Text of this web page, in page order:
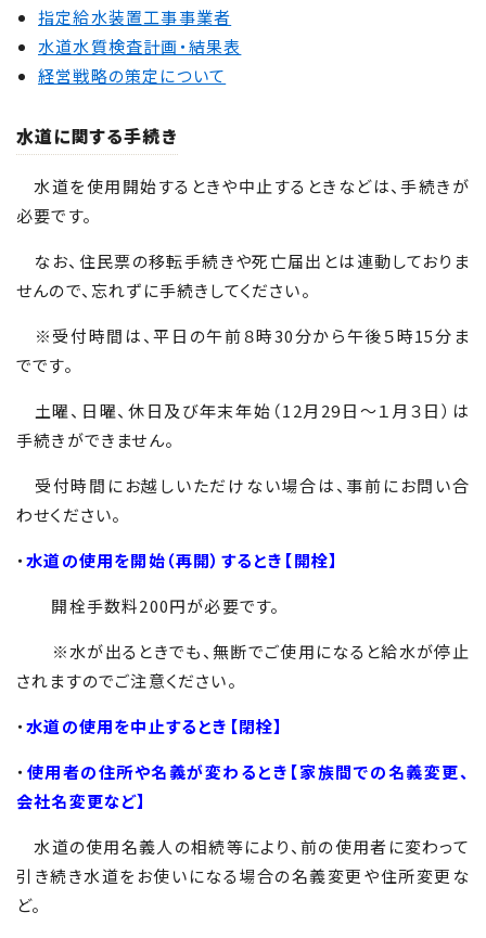
指定給水装置工事事業者
水道水質検査計画・結果表
経営戦略の策定について
水道に関する手続き
水道を使用開始するときや中止するときなどは、手続きが
必要です。
なお、住民票の移転手続きや死亡届出とは連動しておりま
せんので、忘れずに手続きしてください。
※受付時間は、平日の午前８時30分から午後５時15分ま
でです。
土曜、日曜、休日及び年末年始（12月29日〜１月３日）は
手続きができません。
受付時間にお越しいただけない場合は、事前にお問い合
わせください。
・水道の使用を開始（再開）するとき【開栓】
開栓手数料200円が必要です。
※水が出るときでも、無断でご使用になると給水が停止
されますのでご注意ください。
・水道の使用を中止するとき【閉栓】
・ 使用者の住所や名義が変わるとき【家族間での名義変更、
会社名変更など】
水道の使用名義人の相続等により、前の使用者に変わって
引き続き水道をお使いになる場合の名義変更や住所変更な
ど。